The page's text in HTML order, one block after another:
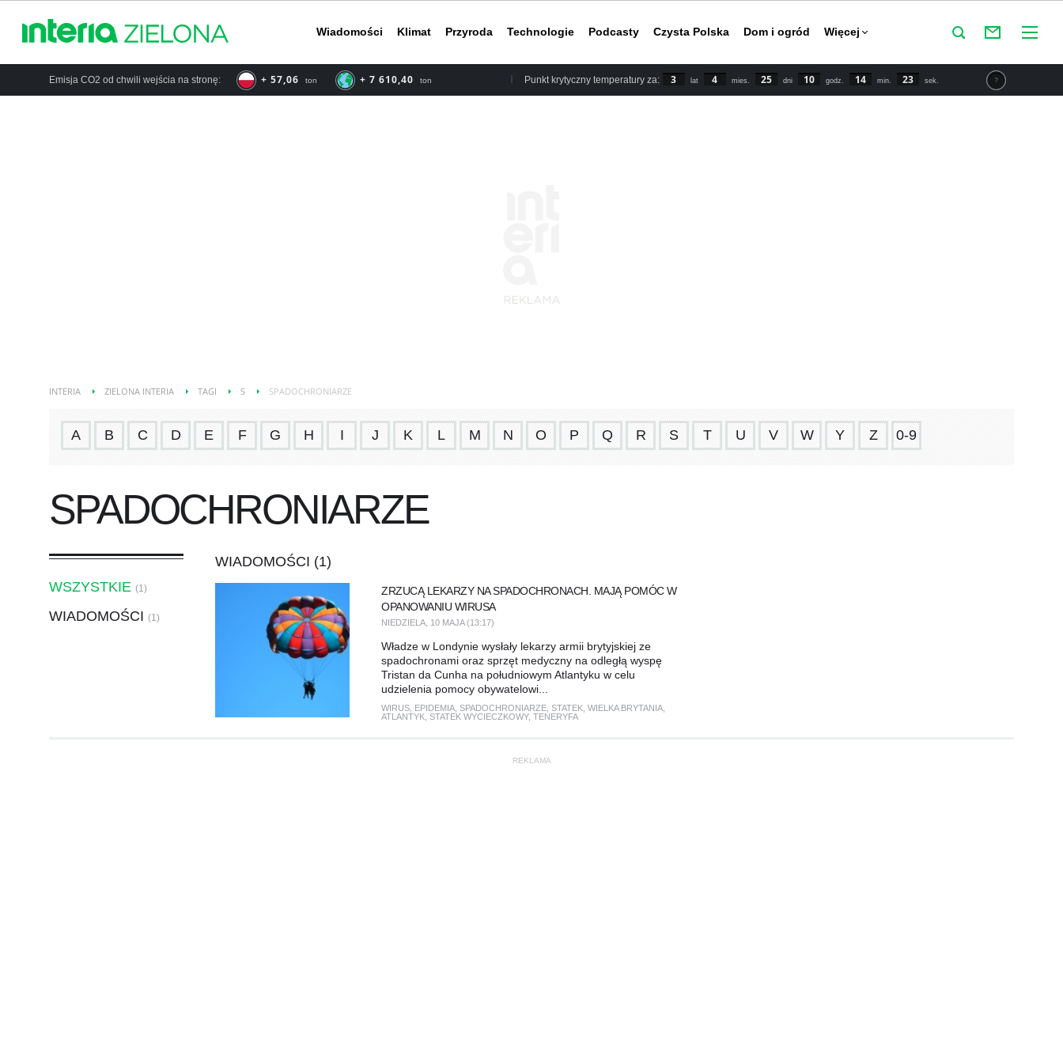
Wiadomości Klimat Przyroda Technologie Podcasty Czysta Polska Dom i ogród Więcej
Emisja CO2 od chwili wejścia na stronę: + 57,06 ton + 7 610,40 ton Punkt krytyczny temperatury za: 3 lat 4 mies. 25 dni 10 godz. 14 min. 23 sek.
INTERIA ZIELONA INTERIA TAGI S SPADOCHRONIARZE
A B C D E F G H I J K L M N O P Q R S T U V W Y Z 0-9
SPADOCHRONIARZE
WSZYSTKIE (1)
WIADOMOŚCI (1)
WIADOMOŚCI (1)
ZRZUCĄ LEKARZY NA SPADOCHRONACH. MAJĄ POMÓC W
OPANOWANIU WIRUSA
NIEDZIELA, 10 MAJA (13:17)
Władze w Londynie wysłały lekarzy armii brytyjskiej ze
spadochronami oraz sprzęt medyczny na odległą wyspę
Tristan da Cunha na południowym Atlantyku w celu
udzielenia pomocy obywatelowi...
WIRUS EPIDEMIA SPADOCHRONIARZE STATEK WIELKA BRYTANIA
ATLANTYK STATEK WYCIECZKOWY, TENERYFA
REKLAMA